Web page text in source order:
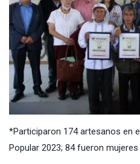
*Participaron 174 artesanos en
Popular 2023; 84 fueron